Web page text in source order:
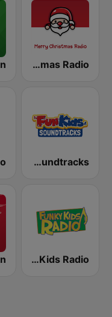
Merry Christmas Radio
Fun Kids Soundtracks
Funky Kids Radio